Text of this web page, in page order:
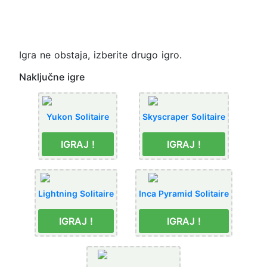
Igra ne obstaja, izberite drugo igro.
Naključne igre
Yukon Solitaire
IGRAJ !
Skyscraper Solitaire
IGRAJ !
Lightning Solitaire
IGRAJ !
Inca Pyramid Solitaire
IGRAJ !